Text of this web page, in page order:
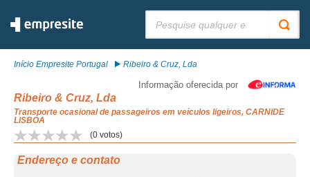
Início Empresite Portugal Ribeiro & Cruz, Lda
Informação oferecida por
Ribeiro & Cruz, Lda
Transporte ocasional de passageiros em veículos ligeiros, CARNIDE
LISBOA
(0 votos)
Endereço e contato